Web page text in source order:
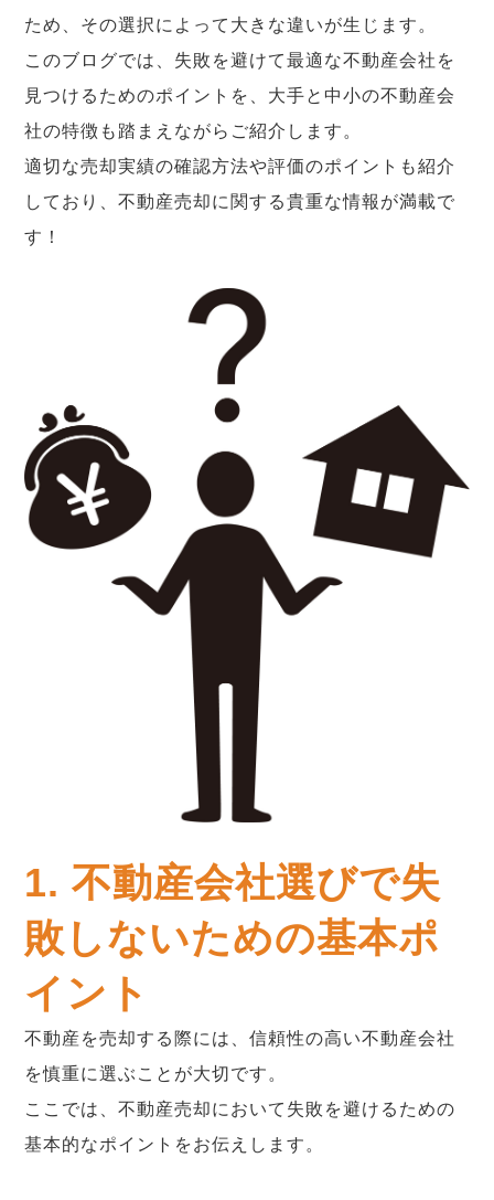
ため、その選択によって大きな違いが生じます。
このブログでは、失敗を避けて最適な不動産会社を
見つけるためのポイントを、大手と中小の不動産会
社の特徴も踏まえながらご紹介します。
適切な売却実績の確認方法や評価のポイントも紹介
しており、不動産売却に関する貴重な情報が満載で
す！
1. 不動産会社選びで失
敗しないための基本ポ
イント
不動産を売却する際には、信頼性の高い不動産会社
を慎重に選ぶことが大切です。
ここでは、不動産売却において失敗を避けるための
基本的なポイントをお伝えします。